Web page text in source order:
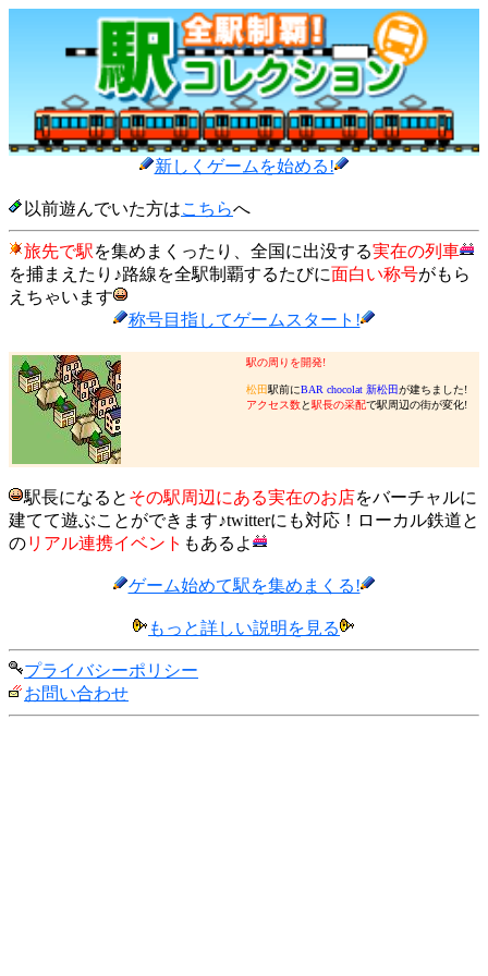
新しくゲームを始める!
以前遊んでいた方はこちらへ
旅先で駅を集めまくったり、全国に出没する実在の列車
を捕まえたり♪路線を全駅制覇するたびに面白い称号がもら
えちゃいます
称号目指してゲームスタート!
駅の周りを開発!
松田駅前にBAR chocolat 新松田が建ちました!
アクセス数と駅長の采配で駅周辺の街が変化!
駅長になると その駅周辺にある実在のお店をバーチャルに
建てて遊ぶことができます♪twitterにも対応！ローカル鉄道と
のリアル連携イベント もあるよ
ゲーム始めて駅を集めまくる!
もっと詳しい説明を見る
プライバシーポリシー
お問い合わせ